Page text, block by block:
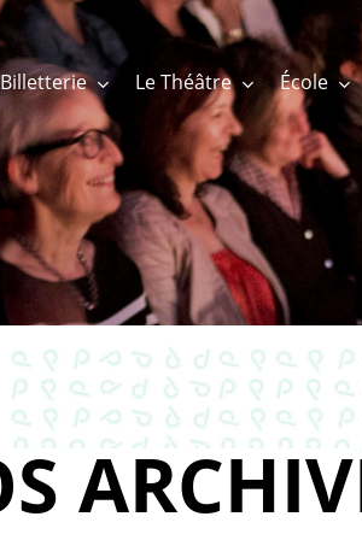
Billetterie Le Théâtre École